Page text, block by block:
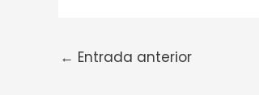
← Entrada anterior